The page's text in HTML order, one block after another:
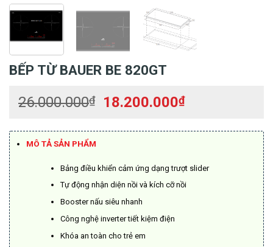
BẾP TỪ BAUER BE 820GT
26.000.000₫
Giá
là:
18.200.000₫Giá
tại
18.200.000₫.
MÔ TẢ SẢN PHẨM
Bảng điều khiển cảm ứng dạng trượt slider
Tự động nhận diện nồi và kích cỡ nồi
Booster nấu siêu nhanh
Công nghệ inverter tiết kiệm điện
Khóa an toàn cho trẻ em